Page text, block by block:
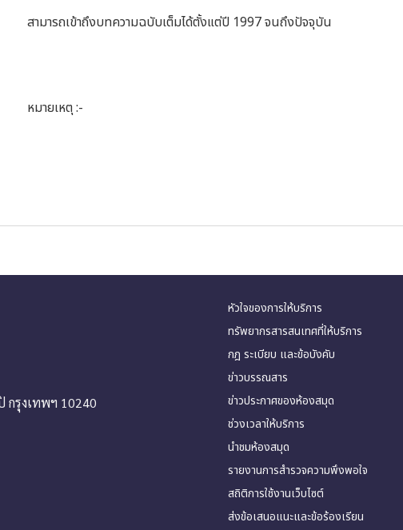
สามารถเข้าถึงบทความฉบับเต็มได้ตั้งแต่ปี 1997 จนถึงปัจจุบัน
หมายเหตุ :-
กรุงเทพฯ 10240
หัวใจของการให้บริการ
ทรัพยากรสารสนเทศที่ให้บริการ
กฎ ระเบียบ และข้อบังคับ
ข่าวบรรณสาร
ข่าวประกาศของห้องสมุด
ช่วงเวลาให้บริการ
นำชมห้องสมุด
รายงานการสำรวจความพึงพอใจ
สถิติการใช้งานเว็บไซต์
ส่งข้อเสนอแนะและข้อร้องเรียน